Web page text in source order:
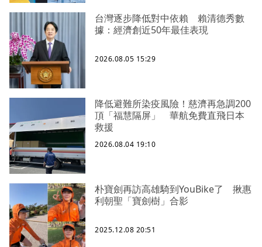
台灣逐步降低對中依賴 賴清德秀數
據：經濟創近50年最佳表現
2026.08.05 15:29
降低避難所染疫風險！慈濟再急調200
頂「福慧隔屏」 華航免費直飛日本
救援
2026.08.04 19:10
朴寶劍再訪高雄騎到YouBike了 揪惠
利朝聖「寶劍樹」合影
2025.12.08 20:51